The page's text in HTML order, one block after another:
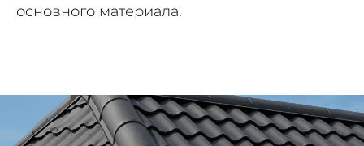
основного материала.